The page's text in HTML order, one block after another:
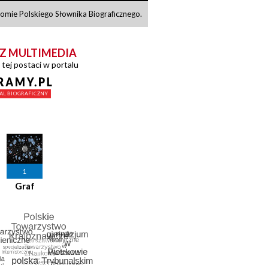
Polskiego Słownika Biograficznego.
MULTIMEDIA
postaci w portalu
1
Graf